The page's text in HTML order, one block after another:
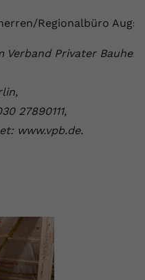
Regionalbüro
Verband Privater
27890111,
www.vpb.de.